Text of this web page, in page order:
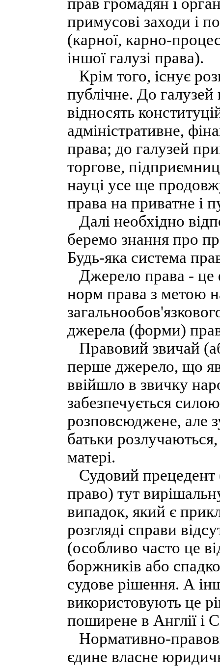
примусові заходи і
(карної, карно-
іншої галузі права).
Крім того, існує
публічне. До
відносять
адміністративне,
права; до галузей
торгове,
науці усе ще
права на приватне і
Далі необхідно
беремо знання про
Будь-яка система
Джерело права - це
норм права з метою
джерела (форми)
Правовий звичай
перше джерело, що
ввійшло в звичку
забезпечується
розповсюджене, але
батьки
матері.
Судовий прецедент
право) тут
випадок, який є
розгляді справи
(особливо часто це
боржників або
судове рішення. А
використовують це
поширене в Англії
Нормативно-
єдине власне